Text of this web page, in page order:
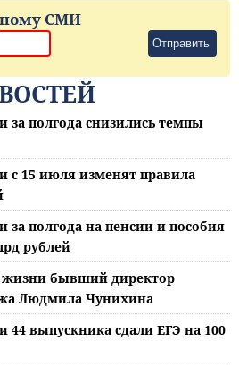
СМИ
Отправить
за полгода снизились темпы
с 15 июля изменят правила
за полгода на пенсии и пособия
рублей
жизни бывший директор
Людмила Чунихина
44 выпускника сдали ЕГЭ на 100